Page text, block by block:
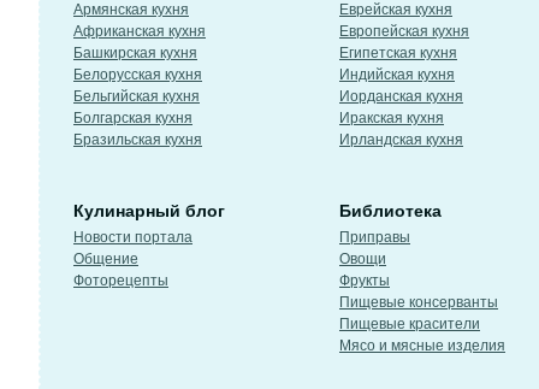
Армянская кухня
Африканская кухня
Башкирская кухня
Белорусская кухня
Бельгийская кухня
Болгарская кухня
Бразильская кухня
Еврейская кухня
Европейская кухня
Египетская кухня
Индийская кухня
Иорданская кухня
Иракская кухня
Ирландская кухня
Кулинарный блог
Новости портала
Общение
Фоторецепты
Библиотека
Приправы
Овощи
Фрукты
Пищевые консерванты
Пищевые красители
Мясо и мясные изделия